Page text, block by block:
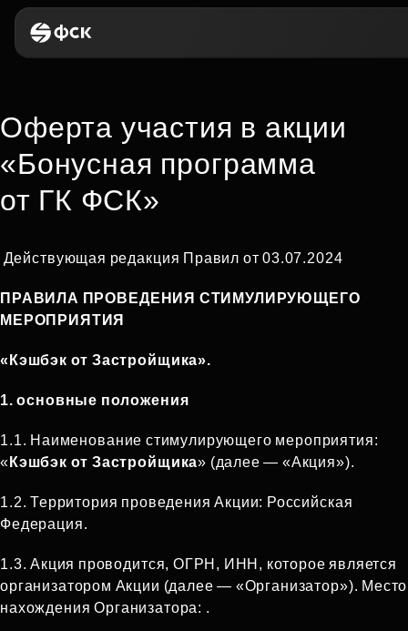
Оферта участия в акции
«Бонусная программа
от ГК ФСК»
Действующая редакция Правил от 03.07.2024
ПРАВИЛА ПРОВЕДЕНИЯ СТИМУЛИРУЮЩЕГО
МЕРОПРИЯТИЯ
«Кэшбэк от Застройщика».
1. основные положения
1.1. Наименование стимулирующего мероприятия:
« Кэшбэк от Застройщика» (далее — «Акция»).
1.2. Территория проведения Акции: Российская
Федерация.
1.3. Акция проводится, ОГРН, ИНН, которое является
организатором Акции (далее — «Организатор»). Место
нахождения Организатора: .